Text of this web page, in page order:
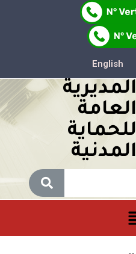
English
المديرية
العامة
للحماية
المدنية